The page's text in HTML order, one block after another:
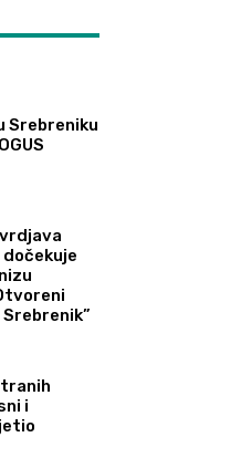
Srebreniku
i